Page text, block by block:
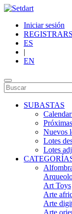
Iniciar sesión
ES
|
EN
SUBASTAS
Nuevos
Lotes
Lotes
Art Toys
Arte
Arte
Arte